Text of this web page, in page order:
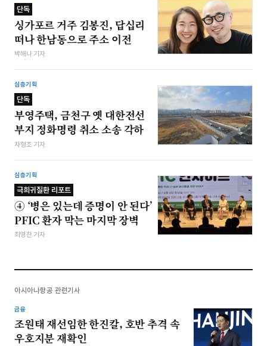
단독
싱가포르 거주 김봉진, 답십리
떠나 한남동으로 주소 이전
박해나 기자
심층기획
단독
부영주택, 금천구 옛 대한전선
부지 정화명령 취소 소송 각하
차형조 기자
심층기획
극희귀질환 리포트
④ ‘병은 있는데 증명이 안 된다’
PFIC 환자 막는 마지막 장벽
최영찬 기자
아시아나항공 관련기사
금융
조원태 재선임한 한진칼, 호반 추격 속
우호지분 재확인